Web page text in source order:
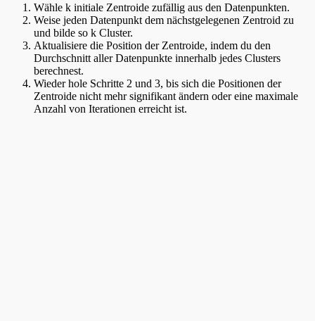
Wähle k initiale Zentroide zufällig aus den Datenpunkten.
Weise jeden Datenpunkt dem nächstgelegenen Zentroid zu
und bilde so k Cluster.
Aktualisiere die Position der Zentroide, indem du den
Durchschnitt aller Datenpunkte innerhalb jedes Clusters
berechnest.
Wieder hole Schritte 2 und 3, bis sich die Positionen der
Zentroide nicht mehr signifikant ändern oder eine maximale
Anzahl von Iterationen erreicht ist.